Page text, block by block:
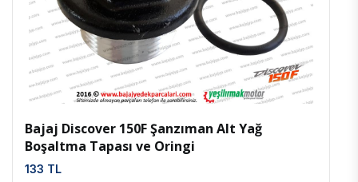
İncele Favoriler
Bajaj Discover 150F Şanzıman Alt Yağ
Boşaltma Tapası ve Oringi
133 TL